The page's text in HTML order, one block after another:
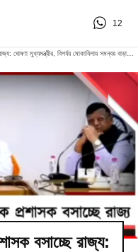
12
বসাচ্ছে রাজ্য: